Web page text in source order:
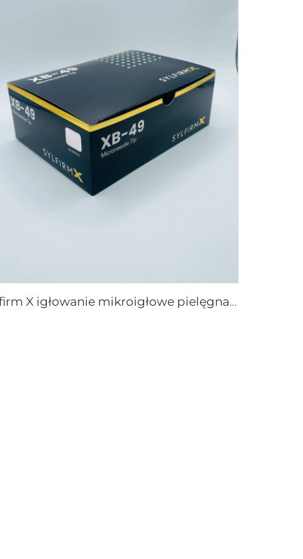
Sylfirm X igłowanie mikroigłowe pielęgnacja skóry końcówki sylfirm X XB-49